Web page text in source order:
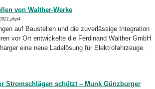
von Walther-Werke
auf Baustellen und die zuverlässige Integration
vor Ort entwickelte die Ferdinand Walther GmbH
eine neue Ladelösung für Elektrofahrzeuge.
Stromschlägen schützt – Munk Günzburger